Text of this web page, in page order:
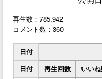
再生数：785,942
コメント数：360
日付
日付
再生回数 いい